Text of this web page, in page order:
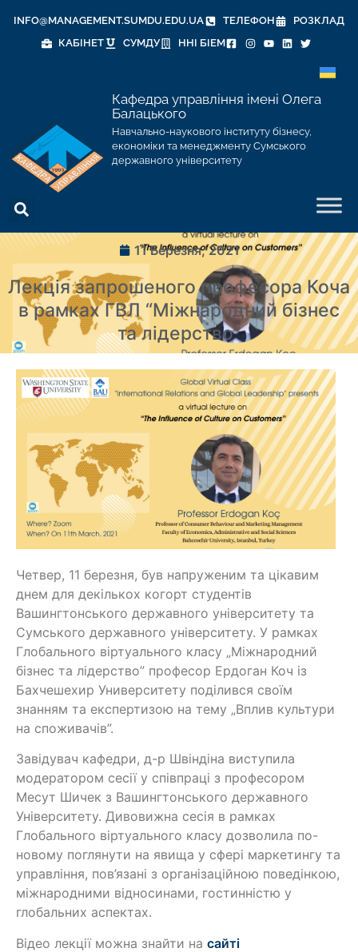
INFO@MANAGEMENT.SUMDU.EDU.UA ТЕЛЕФОН
РОЗКЛАД
КАБІНЕТ
СУМДУ ННІ БІЕМ
Кафедра управління імені Олега
Балацького
Навчально-наукового інституту бізнесу,
економіки та менеджменту Сумського
державного університету
11 Березня, 2021
Лекція запрошеного професора Коча
в рамках ГВЛ “Міжнародний бізнес
та лідерство”
Четвер, 11 березня, був напруженим та цікавим
днем для декількох когорт студентів
Вашингтонського державного університету та
Сумського державного університету. У рамках
Глобального віртуального класу „Міжнародний
бізнес та лідерство” професор Ердоган Коч із
Бахчешехир Университету поділився своїм
знанням та експертизою на тему „Вплив культури
на споживачів”.
Завідувач кафедри, д-р Швіндіна виступила
модератором сесії у співпраці з професором
Месут Шичек з Вашингтонського державного
Університету. Дивовижна сесія в рамках
Глобального віртуального класу дозволила по-
новому поглянути на явища у сфері маркетингу та
управління, пов’язані з організаційною поведінкою,
міжнародними відносинами, гостинністю у
глобальних аспектах.
Відео лекції можна знайти на сайті